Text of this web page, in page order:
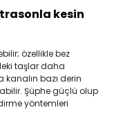
kesin
özellikle bez
taşlar daha
bazı derin
Şüphe güçlü olup
yöntemleri